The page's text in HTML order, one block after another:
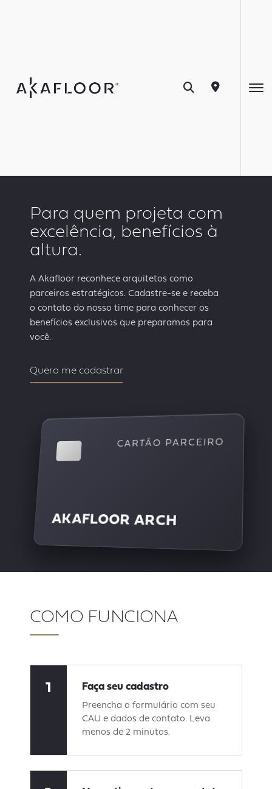
Para quem projeta com
excelência, benefícios à
altura.
A Akafloor reconhece arquitetos como
parceiros estratégicos. Cadastre-se e receba
o contato do nosso time para conhecer os
benefícios exclusivos que preparamos para
você.
Quero me cadastrar
AKAFLOOR ARCH
CARTÃO PARCEIRO
COMO FUNCIONA
1 Faça seu cadastro
Preencha o formulário com seu
CAU e dados de contato. Leva
menos de 2 minutos.